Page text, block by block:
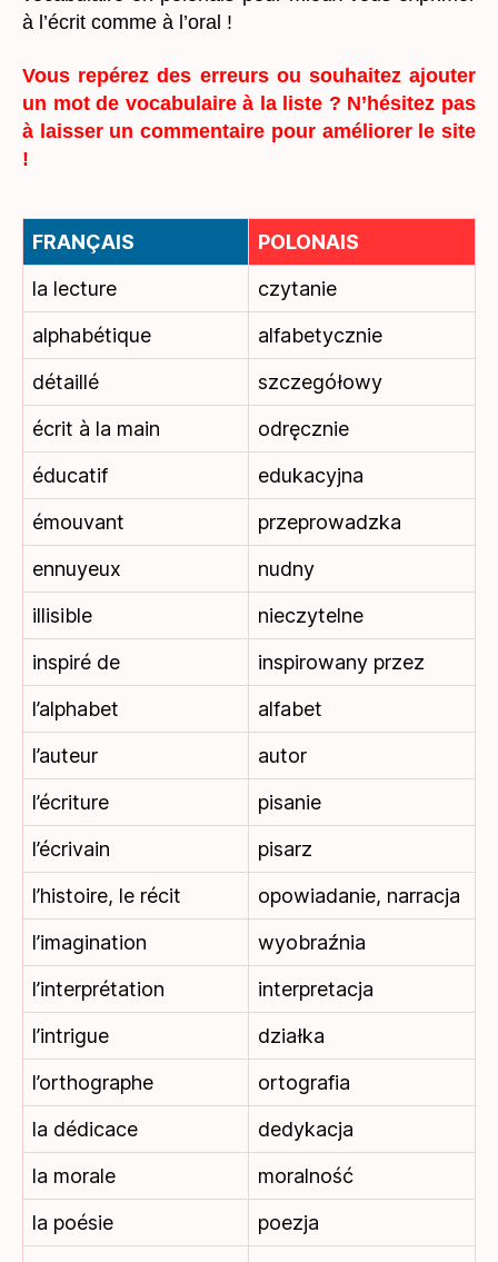
à l’écrit comme à l’oral !
Vous repérez des erreurs ou souhaitez ajouter
un mot de vocabulaire à la liste ? N’hésitez pas
à laisser un commentaire pour améliorer le site
!
FRANÇAIS
POLONAIS
la lecture
czytanie
alphabétique
alfabetycznie
détaillé
szczegółowy
écrit à la main
odręcznie
éducatif
edukacyjna
émouvant
przeprowadzka
ennuyeux
nudny
illisible
nieczytelne
inspiré de
inspirowany przez
l’alphabet
alfabet
l’auteur
autor
l’écriture
pisanie
l’écrivain
pisarz
l’histoire, le récit
opowiadanie, narracja
l’imagination
wyobraźnia
l’interprétation
interpretacja
l’intrigue
działka
l’orthographe
ortografia
la dédicace
dedykacja
la morale
moralność
la poésie
poezja